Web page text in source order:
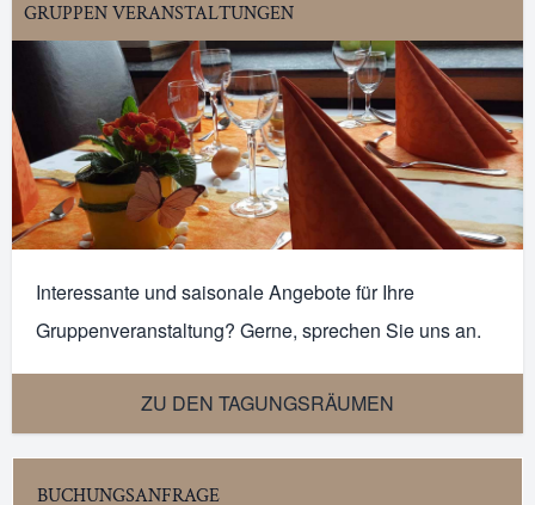
GRUPPEN VERANSTALTUNGEN
Interessante und saisonale Angebote für Ihre
Gruppenveranstaltung? Gerne, sprechen Sie uns an.
ZU DEN TAGUNGSRÄUMEN
BUCHUNGSANFRAGE